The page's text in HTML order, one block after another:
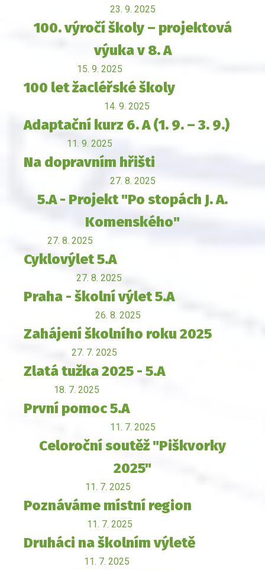
23. 9. 2025
100. výročí školy – projektová
výuka v 8. A
15. 9. 2025
100 let žacléřské školy
14. 9. 2025
Adaptační kurz 6. A (1. 9. – 3. 9.)
11. 9. 2025
Na dopravním hřišti
27. 8. 2025
5.A - Projekt "Po stopách J. A.
Komenského"
27. 8. 2025
Cyklovýlet 5.A
27. 8. 2025
Praha - školní výlet 5.A
26. 8. 2025
Zahájení školního roku 2025
27. 7. 2025
Zlatá tužka 2025 - 5.A
18. 7. 2025
První pomoc 5.A
11. 7. 2025
Celoroční soutěž "Piškvorky
2025"
11. 7. 2025
Poznáváme místní region
11. 7. 2025
Druháci na školním výletě
11. 7. 2025